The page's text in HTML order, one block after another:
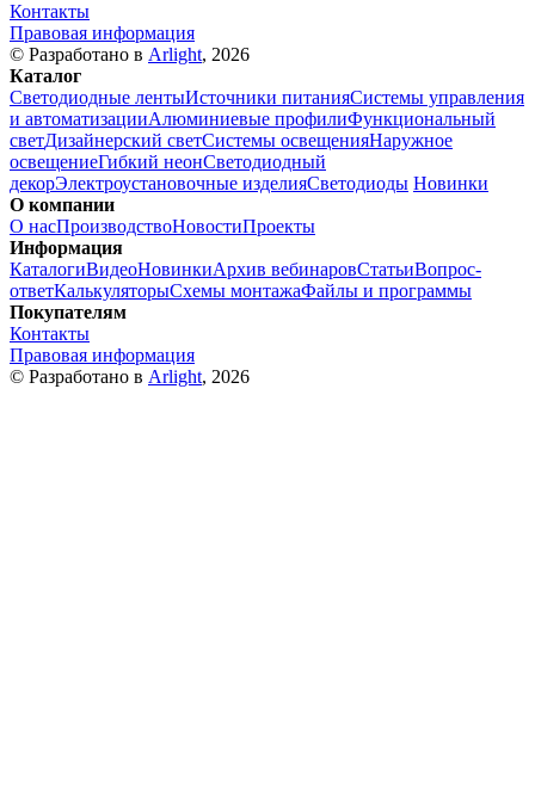
Контакты
Правовая информация
© Разработано в Arlight, 2026
Каталог
Светодиодные лентыИсточники питанияСистемы управления
и автоматизацииАлюминиевые профилиФункциональный
светДизайнерский светСистемы освещенияНаружное
освещениеГибкий неонСветодиодный
декорЭлектроустановочные изделияСветодиоды Новинки
О компании
О насПроизводствоНовостиПроекты
Информация
КаталогиВидеоНовинкиАрхив вебинаровСтатьиВопрос-
ответКалькуляторыСхемы монтажаФайлы и программы
Покупателям
Контакты
Правовая информация
© Разработано в Arlight, 2026